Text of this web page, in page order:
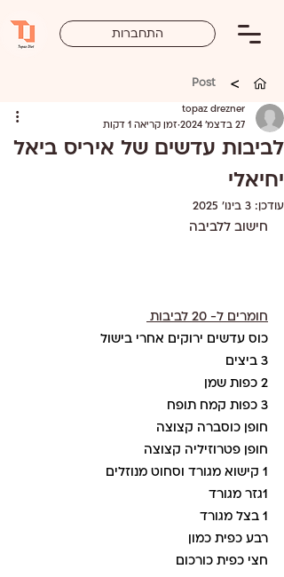
התחברות
>
Post
לביבות עדשים של איריס ביאל
יחיאלי
topaz drezner
27 בדצמ׳ 2024
זמן קריאה 1 דקות
עודכן: 3 בינו׳ 2025
חישוב ללביבה
חומרים ל- 20 לביבות
כוס עדשים ירוקים אחרי בישול
3 ביצים
2 כפות שמן
3 כפות קמח תופח
חופן כוסברה קצוצה
חופן פטרוזיליה קצוצה
1 קישוא מגורד וסחוט מנוזלים
1גזר מגורד
1 בצל מגורד
רבע כפית כמון
חצי כפית כורכום